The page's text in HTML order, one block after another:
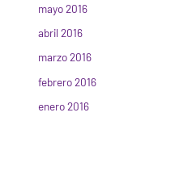
mayo 2016
abril 2016
marzo 2016
febrero 2016
enero 2016